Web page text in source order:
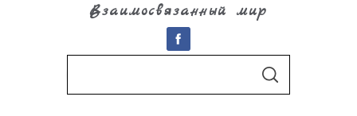
Взаимосвязанный мир
S